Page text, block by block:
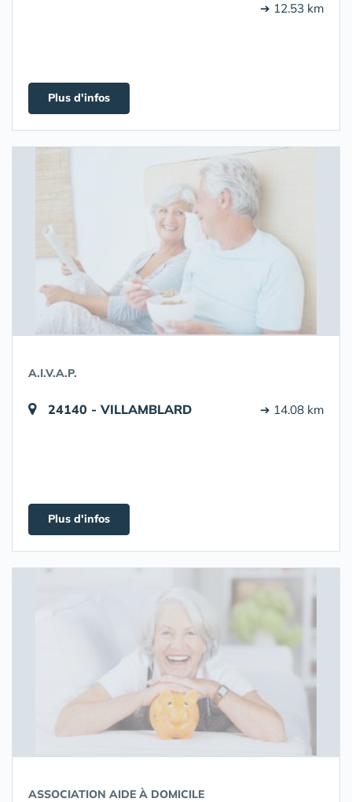
➔ 12.53 km
Plus d'infos
A.I.V.A.P.
24140 - VILLAMBLARD ➔ 14.08 km
Plus d'infos
ASSOCIATION AIDE À DOMICILE